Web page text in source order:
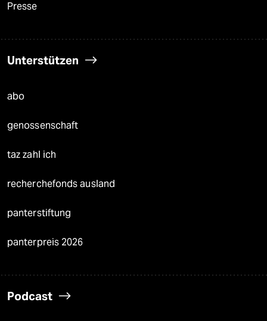
Presse
Unterstützen
abo
genossenschaft
taz zahl ich
recherchefonds ausland
panterstiftung
panterpreis 2026
Podcast